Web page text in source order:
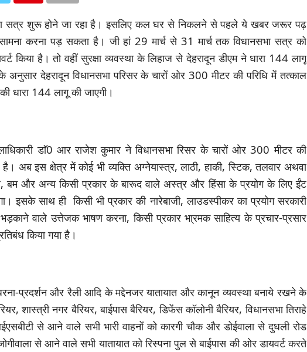
सत्र शुरू होने जा रहा है। इसलिए कल घर से निकलने से पहले ये खबर जरूर पढ़
करना पड़ सकता है। जी हां 29 मार्च से 31 मार्च तक विधानसभा सत्र को
किया है। तो वहीं सुरक्षा व्यवस्था के लिहाज से देहरादून डीएम ने धारा 144 लागू
देहरादून विधानसभा परिसर के चारों ओर 300 मीटर की परिधि में तत्काल
धारा 144 लागू की जाएगी।
डाॅ0 आर राजेश कुमार ने विधानसभा रिसर के चारों ओर 300 मीटर की
अब इस क्षेत्र में कोई भी व्यक्ति अग्नेयास्त्र, लाठी, हाकी, स्टिक, तलवार अथवा
बम और अन्य किसी प्रकार के बारूद वाले अस्त्र और हिंसा के प्रयोग के लिए ईंट
इसके साथ ही किसी भी प्रकार की नारेबाजी, लाउडस्पीकर का प्रयोग सरकारी
भड़काने वाले उत्तेजक भाषण करना, किसी प्रकार भा्रमक साहित्य के प्रचार-प्रसार
किया गया है।
प्रदर्शन और रैली आदि के मद्देनजर यातायात और कानून व्यवस्था बनाये रखने के
शास्त्री नगर बैरियर, बाईपास बैरियर, डिफेंस कॉलोनी बैरियर, विधानसभा तिराहे
से आने वाले सभी भारी वाहनों को कारगी चौक और डोईवाला से दुधली रोड
से आने वाले सभी यातायात को रिस्पना पुल से बाईपास की ओर डायवर्ट करते